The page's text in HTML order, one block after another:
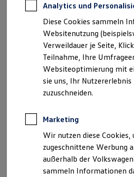
Kfz-Versicherung
Garantien
Wartungsverträge
Geschäftskunden
Professional Class
Großkunden
Behörden
Direktkunden
Sonderfahrzeuge
Anpfiff zum Gewinn
Elektroautos
ID. Tutorials
Elektrofahrzeugkonzepte
Reichweite
Reichweite der ID.
Reichweite im Winter
Isensee KW Oebisfelde GmbH & Co. KG (
Montag Freitag 07:00
Samstag
Sonntag
Analytics und
Diese Cookies sammeln
Websitenutzung
Verweildauer je Seite,
Teilnahme, Ihre
Websiteoptimierung mit
sie uns, Ihr Nutzererlebnis
zuzuschneiden.
Marketing
Wir nutzen diese
zugeschnittene Werbung
außerhalb der
sammeln Informationen